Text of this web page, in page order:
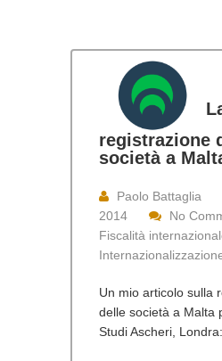
registrazione
società a
Paolo Battaglia
2014
No
Fiscalità
Un mio articolo sulla
delle società a Malta
Studi Ascheri, Londra: